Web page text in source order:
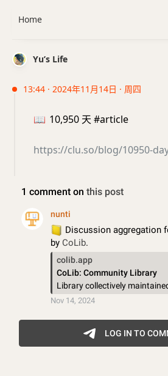
Yu’s Life
13:44 · 2024年11月14日 · 周四
📖 10,950 天 #article
https://clu.so/blog/10950-
Home